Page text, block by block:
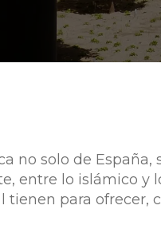
no solo de
entre lo islámico y
para ofrecer,